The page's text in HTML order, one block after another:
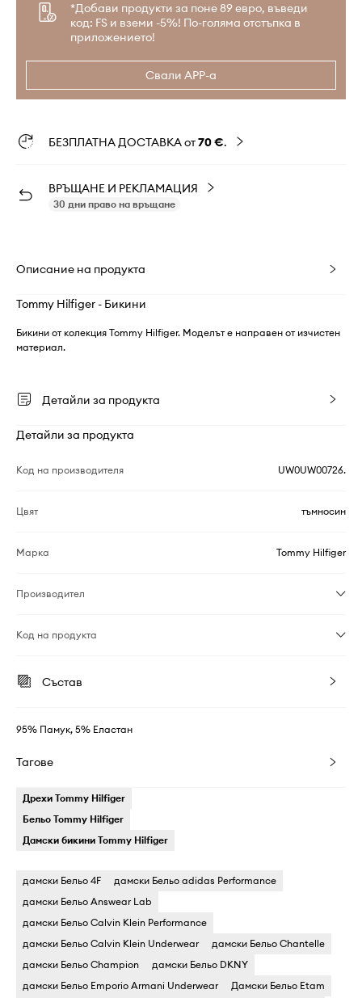
*Добави продукти за поне 89 евро, въведи
код: FS и вземи -5%! По-голяма отстъпка в
приложението!
Свали APP-а
БЕЗПЛАТНА ДОСТАВКА от70 €.
ВРЪЩАНЕ И РЕКЛАМАЦИЯ
30 дни право на връщане
Описание на продукта
Tommy Hilfiger - Бикини
Бикини от колекция Tommy Hilfiger. Моделът е направен от изчистен
материал.
Детайли за продукта
Детайли за продукта
Код на производителя UW0UW00726.
Цвят тъмносин
Марка Tommy Hilfiger
Производител
Код на продукта
Състав
95% Памук, 5% Еластан
Тагове
Дрехи Tommy Hilfiger
Бельо Tommy Hilfiger
Дамски бикини Tommy Hilfiger
дамски Бельо 4F
дамски Бельо adidas Performance
дамски Бельо Answear Lab
дамски Бельо Calvin Klein Performance
дамски Бельо Calvin Klein Underwear
дамски Бельо Chantelle
дамски Бельо Champion
дамски Бельо DKNY
дамски Бельо Emporio Armani Underwear
Дамски Бельо Etam